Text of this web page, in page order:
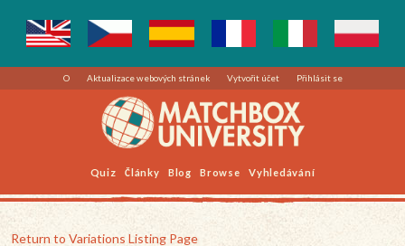
O Aktualizace webových stránek Vytvořit účet Přihlásit se
Quiz Články Blog Browse Vyhledávání
Return to Variations Listing Page